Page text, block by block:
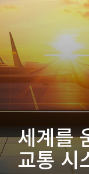
세계를
교통 시